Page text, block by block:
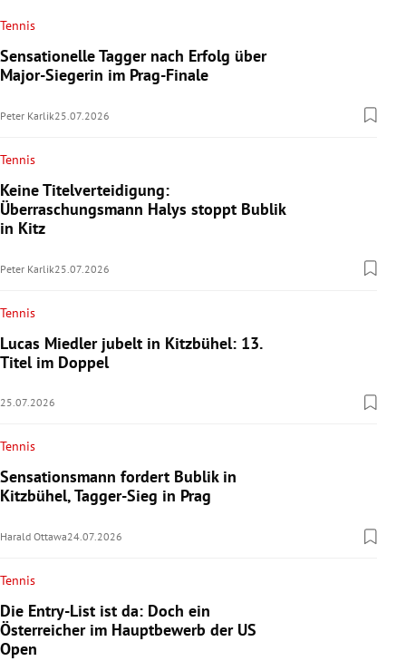
Tennis
Sensationelle Tagger nach Erfolg über
Major-Siegerin im Prag-Finale
Peter Karlik25.07.2026
Tennis
Keine Titelverteidigung:
Überraschungsmann Halys stoppt Bublik
in Kitz
Peter Karlik25.07.2026
Tennis
Lucas Miedler jubelt in Kitzbühel: 13.
Titel im Doppel
25.07.2026
Tennis
Sensationsmann fordert Bublik in
Kitzbühel, Tagger-Sieg in Prag
Harald Ottawa24.07.2026
Tennis
Die Entry-List ist da: Doch ein
Österreicher im Hauptbewerb der US
Open